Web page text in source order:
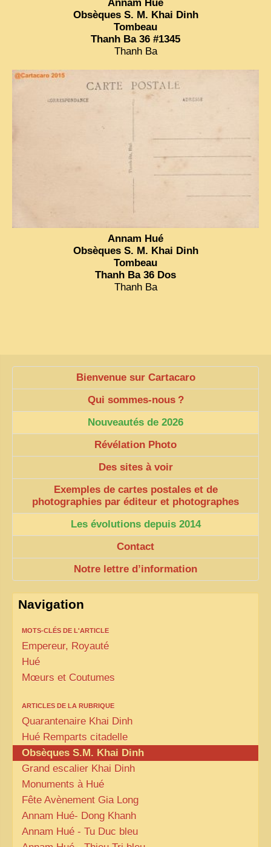
Annam Hué
Obsèques S. M. Khai Dinh
Tombeau
Thanh Ba 36 #1345
Thanh Ba
Annam Hué
Obsèques S. M. Khai Dinh
Tombeau
Thanh Ba 36 Dos
Thanh Ba
Bienvenue sur Cartacaro
Qui sommes-nous ?
Nouveautés de 2026
Révélation Photo
Des sites à voir
Exemples de cartes postales et de
photographies par éditeur et photographes
Les évolutions depuis 2014
Contact
Notre lettre d’information
Navigation
MOTS-CLÉS DE L'ARTICLE
Empereur, Royauté
Hué
Mœurs et Coutumes
ARTICLES DE LA RUBRIQUE
Quarantenaire Khai Dinh
Hué Remparts citadelle
Obsèques S.M. Khai Dinh
Grand escalier Khai Dinh
Monuments à Hué
Fête Avènement Gia Long
Annam Hué- Dong Khanh
Annam Hué - Tu Duc bleu